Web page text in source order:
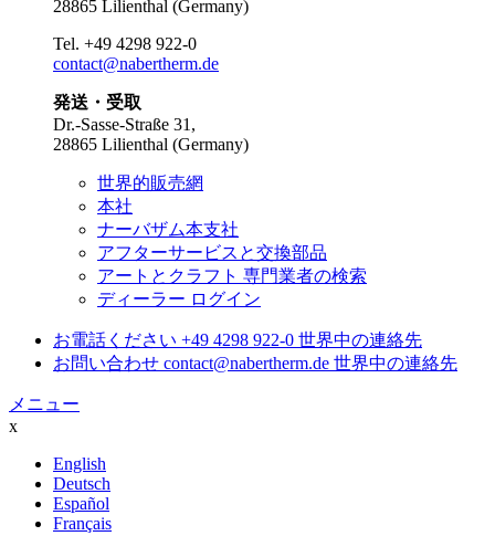
28865 Lilienthal (Germany)
Tel. +49 4298 922-0
contact@nabertherm.de
発送・受取
Dr.-Sasse-Straße 31,
28865 Lilienthal (Germany)
世界的販売網
本社
ナーバザム本支社
アフターサービスと交換部品
アートとクラフト 専門業者の検索
ディーラー ログイン
お電話ください +49 4298 922-0 世界中の連絡先
お問い合わせ contact@nabertherm.de 世界中の連絡先
メニュー
x
English
Deutsch
Español
Français